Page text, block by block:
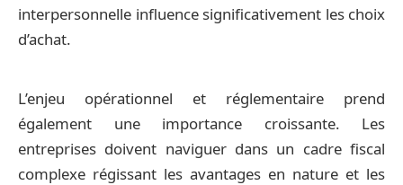
interpersonnelle influence significativement les choix
d’achat.
L’enjeu opérationnel et réglementaire prend
également une importance croissante. Les
entreprises doivent naviguer dans un cadre fiscal
complexe régissant les avantages en nature et les